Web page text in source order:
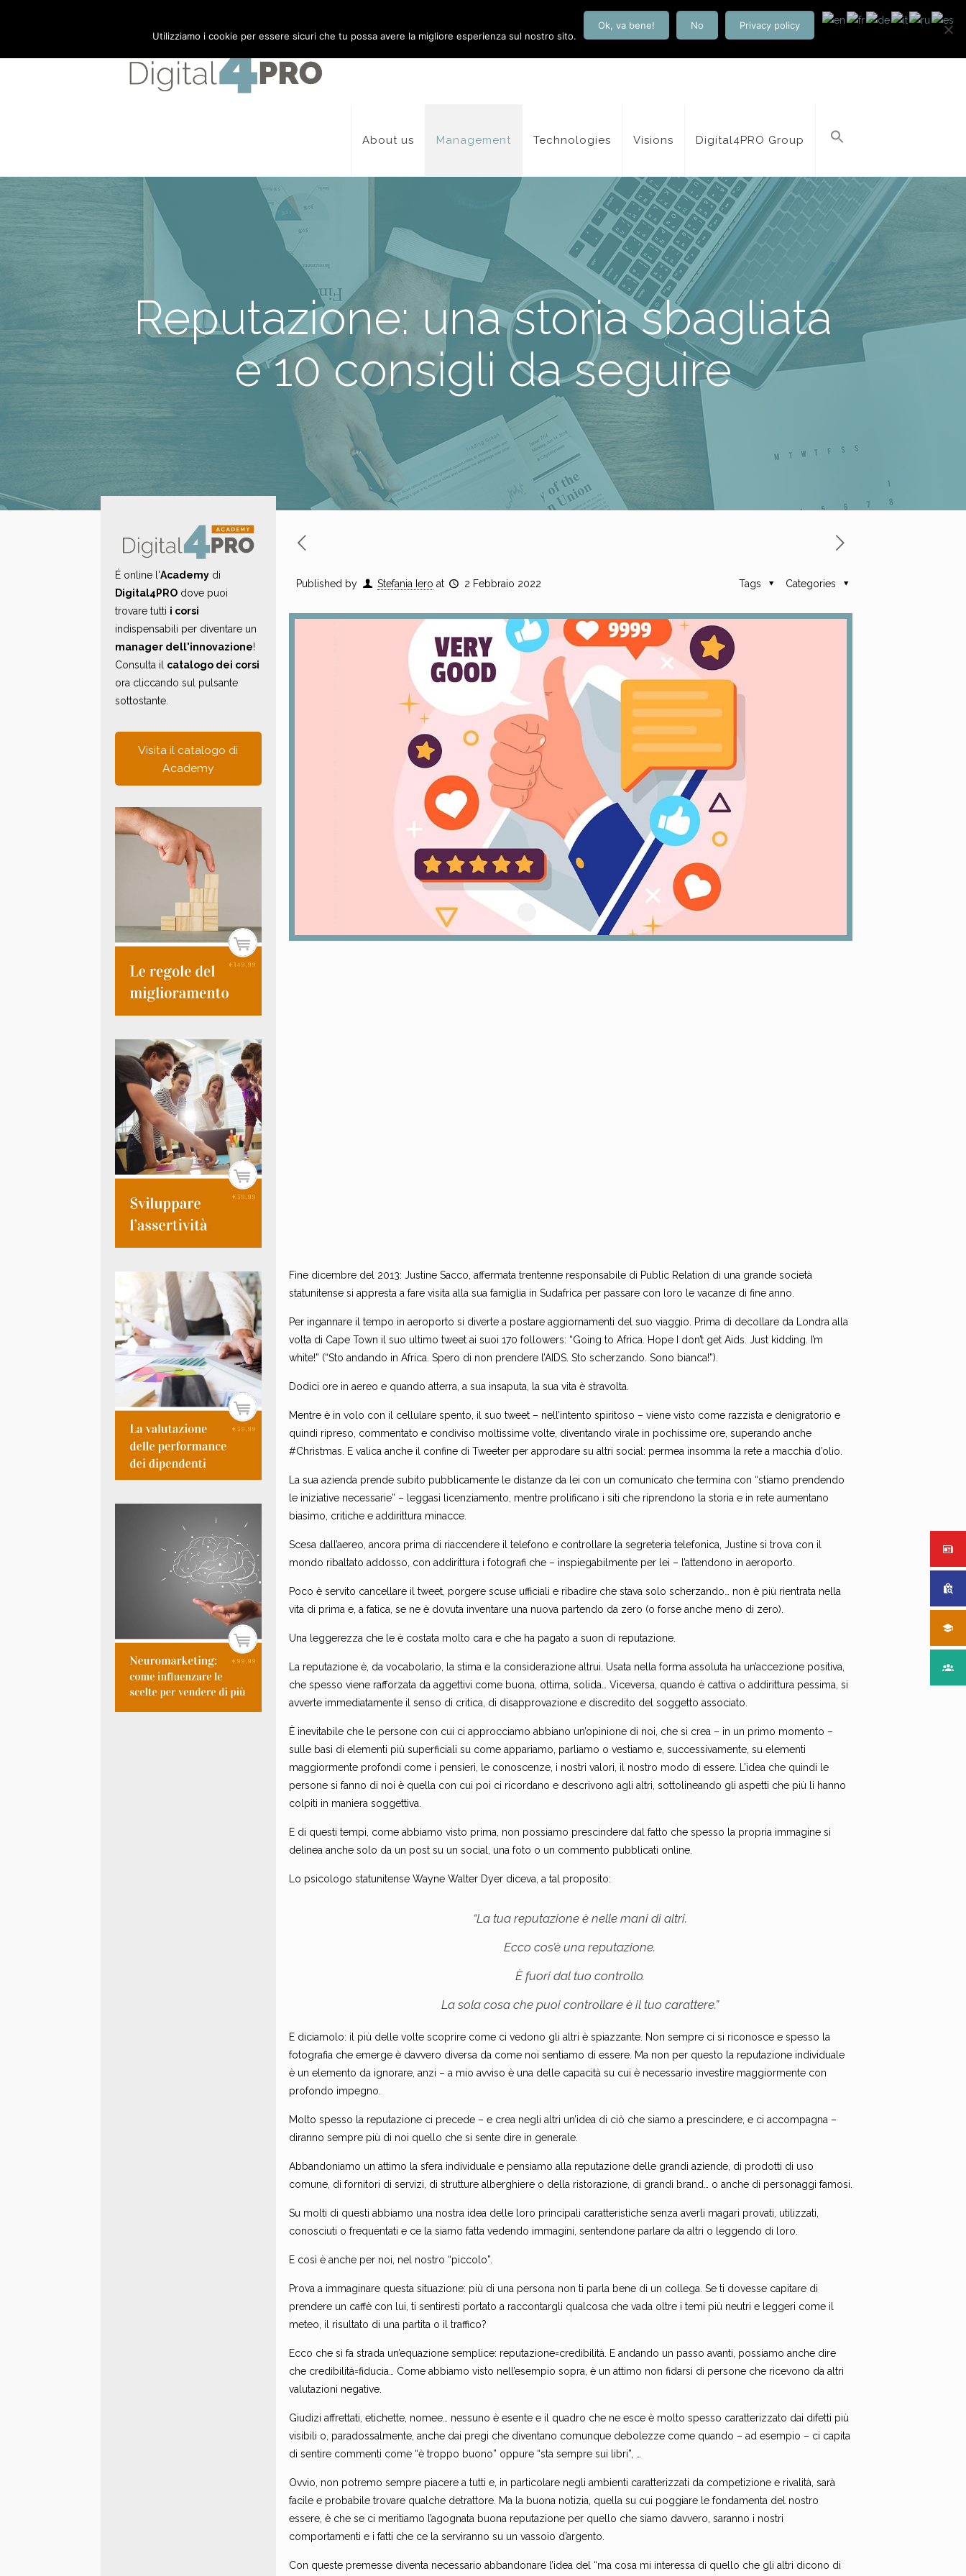
About us Management Technologies Visions Digital4PRO Group
Reputazione: una storia sbagliata
e 10 consigli da seguire
Published by Stefania Iero at 2 Febbraio 2022 Categories
Tags
Fine dicembre del 2013: Justine Sacco, affermata trentenne responsabile di Public Relation di una grande società
statunitense si appresta a fare visita alla sua famiglia in Sudafrica per passare con loro le vacanze di fine anno.
Per ingannare il tempo in aeroporto si diverte a postare aggiornamenti del suo viaggio. Prima di decollare da Londra alla
volta di Cape Town il suo ultimo tweet ai suoi 170 followers: “Going to Africa. Hope I don’t get Aids. Just kidding. I’m
white!” (“Sto andando in Africa. Spero di non prendere l’AIDS. Sto scherzando. Sono bianca!”).
Dodici ore in aereo e quando atterra, a sua insaputa, la sua vita è stravolta.
Mentre è in volo con il cellulare spento, il suo tweet – nell’intento spiritoso – viene visto come razzista e denigratorio e
quindi ripreso, commentato e condiviso moltissime volte, diventando virale in pochissime ore, superando anche
#Christmas. E valica anche il confine di Tweeter per approdare su altri social: permea insomma la rete a macchia d’olio.
La sua azienda prende subito pubblicamente le distanze da lei con un comunicato che termina con “stiamo prendendo
le iniziative necessarie” – leggasi licenziamento, mentre prolificano i siti che riprendono la storia e in rete aumentano
biasimo, critiche e addirittura minacce.
Scesa dall’aereo, ancora prima di riaccendere il telefono e controllare la segreteria telefonica, Justine si trova con il
mondo ribaltato addosso, con addirittura i fotografi che – inspiegabilmente per lei – l’attendono in aeroporto.
Poco è servito cancellare il tweet, porgere scuse ufficiali e ribadire che stava solo scherzando… non è più rientrata nella
vita di prima e, a fatica, se ne è dovuta inventare una nuova partendo da zero (o forse anche meno di zero).
Una leggerezza che le è costata molto cara e che ha pagato a suon di reputazione.
La reputazione è, da vocabolario, la stima e la considerazione altrui. Usata nella forma assoluta ha un’accezione positiva,
che spesso viene rafforzata da aggettivi come buona, ottima, solida… Viceversa, quando è cattiva o addirittura pessima, si
avverte immediatamente il senso di critica, di disapprovazione e discredito del soggetto associato.
È inevitabile che le persone con cui ci approcciamo abbiano un’opinione di noi, che si crea – in un primo momento –
sulle basi di elementi più superficiali su come appariamo, parliamo o vestiamo e, successivamente, su elementi
maggiormente profondi come i pensieri, le conoscenze, i nostri valori, il nostro modo di essere. L’idea che quindi le
persone si fanno di noi è quella con cui poi ci ricordano e descrivono agli altri, sottolineando gli aspetti che più li hanno
colpiti in maniera soggettiva.
E di questi tempi, come abbiamo visto prima, non possiamo prescindere dal fatto che spesso la propria immagine si
delinea anche solo da un post su un social, una foto o un commento pubblicati online.
Lo psicologo statunitense Wayne Walter Dyer diceva, a tal proposito:
“La tua reputazione è nelle mani di altri.
Ecco cos’è una reputazione.
È fuori dal tuo controllo.
La sola cosa che puoi controllare è il tuo carattere.”
E diciamolo: il più delle volte scoprire come ci vedono gli altri è spiazzante. Non sempre ci si riconosce e spesso la
fotografia che emerge è davvero diversa da come noi sentiamo di essere. Ma non per questo la reputazione individuale
è un elemento da ignorare, anzi – a mio avviso è una delle capacità su cui è necessario investire maggiormente con
profondo impegno.
Molto spesso la reputazione ci precede – e crea negli altri un’idea di ciò che siamo a prescindere, e ci accompagna –
diranno sempre più di noi quello che si sente dire in generale.
Abbandoniamo un attimo la sfera individuale e pensiamo alla reputazione delle grandi aziende, di prodotti di uso
comune, di fornitori di servizi, di strutture alberghiere o della ristorazione, di grandi brand… o anche di personaggi famosi.
Su molti di questi abbiamo una nostra idea delle loro principali caratteristiche senza averli magari provati, utilizzati,
conosciuti o frequentati e ce la siamo fatta vedendo immagini, sentendone parlare da altri o leggendo di loro.
E così è anche per noi, nel nostro “piccolo”.
Prova a immaginare questa situazione: più di una persona non ti parla bene di un collega. Se ti dovesse capitare di
prendere un caffè con lui, ti sentiresti portato a raccontargli qualcosa che vada oltre i temi più neutri e leggeri come il
meteo, il risultato di una partita o il traffico?
Ecco che si fa strada un’equazione semplice: reputazione=credibilità. E andando un passo avanti, possiamo anche dire
che credibilità=fiducia… Come abbiamo visto nell’esempio sopra, è un attimo non fidarsi di persone che ricevono da altri
valutazioni negative.
Giudizi affrettati, etichette, nomee… nessuno è esente e il quadro che ne esce è molto spesso caratterizzato dai difetti più
visibili o, paradossalmente, anche dai pregi che diventano comunque debolezze come quando – ad esempio – ci capita
di sentire commenti come “è troppo buono” oppure “sta sempre sui libri”, …
Ovvio, non potremo sempre piacere a tutti e, in particolare negli ambienti caratterizzati da competizione e rivalità, sarà
facile e probabile trovare qualche detrattore. Ma la buona notizia, quella su cui poggiare le fondamenta del nostro
essere, è che se ci meritiamo l’agognata buona reputazione per quello che siamo davvero, saranno i nostri
comportamenti e i fatti che ce la serviranno su un vassoio d’argento.
Con queste premesse diventa necessario abbandonare l’idea del “ma cosa mi interessa di quello che gli altri dicono di
É online l'Academydi
Digital4PROdove puoi
trovare tutti i corsi
indispensabili per diventare un
manager dell'innovazione!
Consulta il catalogo dei corsi
ora cliccando sul pulsante
sottostante.
Visita il catalogo di
Academy
Utilizziamo i cookie per essere sicuri che tu possa avere la migliore esperienza sul nostro sito.
Ok, va bene! No Privacy policy